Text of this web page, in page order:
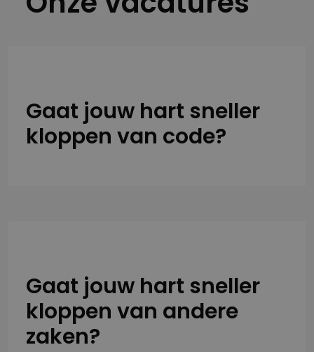
Gaat jouw hart sneller
kloppen van code?
Gaat jouw hart sneller
kloppen van andere
zaken?